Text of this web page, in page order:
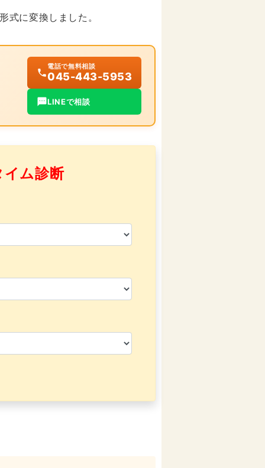
式に変換しました。
電話で無料相談
045-443-5953
LINEで相談
ム診断